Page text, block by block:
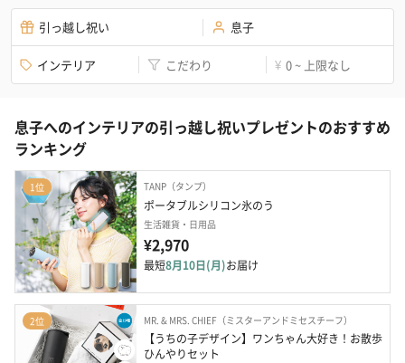
引っ越し祝い 息子
インテリア こだわり ¥ 0 ~ 上限なし
息子へのインテリアの引っ越し祝いプレゼントのおすすめ
ランキング
1位 TANP（タンプ）
ポータブルシリコン氷のう
生活雑貨・日用品
¥2,970
最短8月10日(月)お届け
2位 MR. & MRS. CHIEF（ミスターアンドミセスチーフ）
【うちの子デザイン】ワンちゃん大好き！お散歩
ひんやりセット